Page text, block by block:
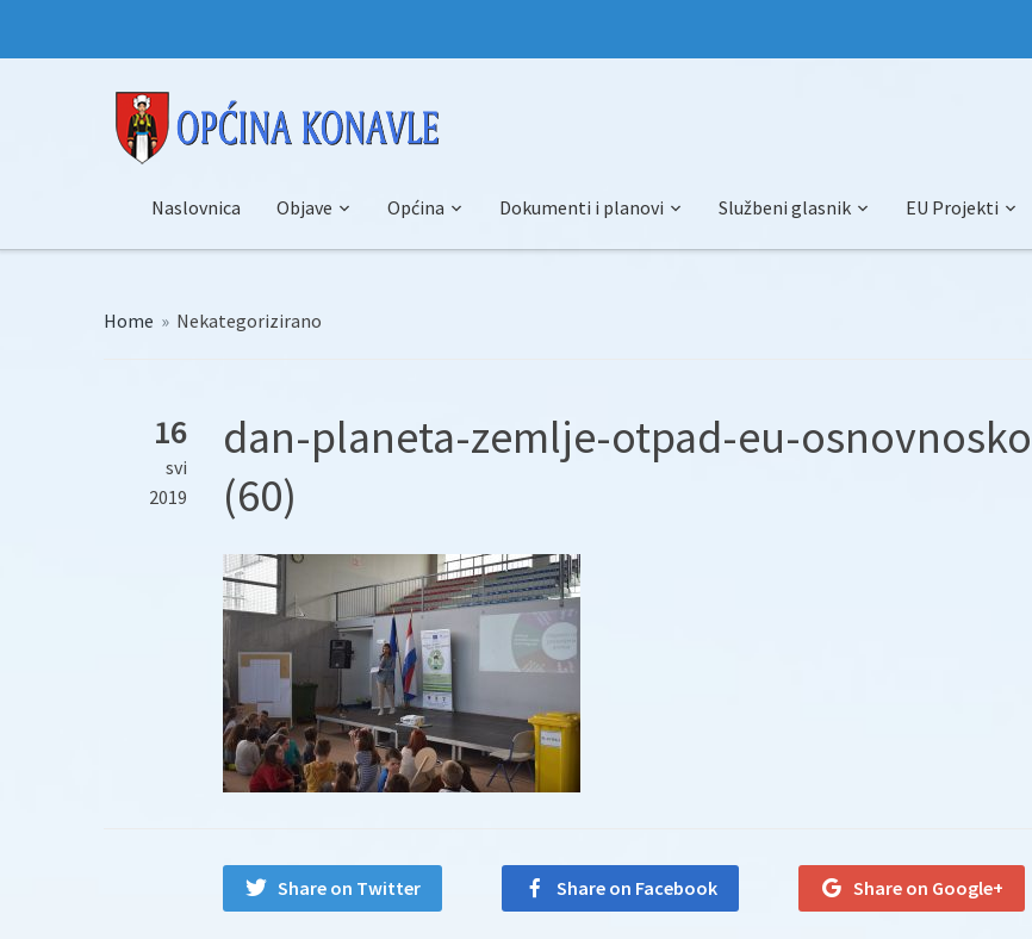
Naslovnica Objave Općina Dokumenti i planovi Službeni glasnik EU Projekti
Home » Nekategorizirano
16
svi
2019
dan-planeta-zemlje-otpad-eu-
(60)
Share on Twitter Share on Facebook Share on Google+